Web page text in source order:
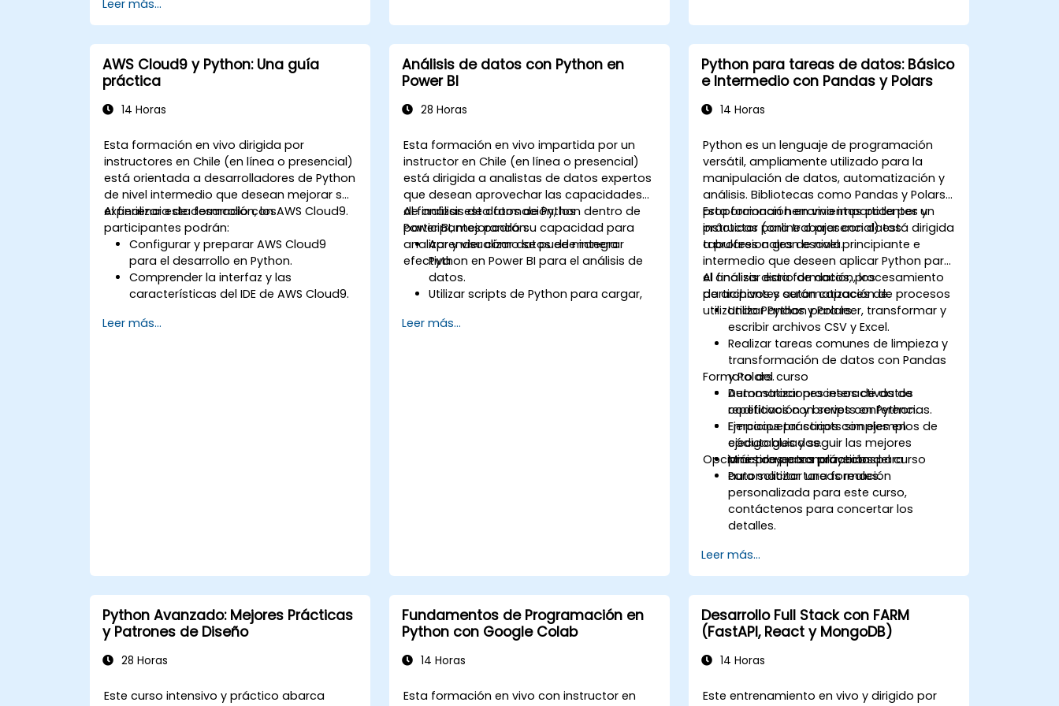
Leer más...
AWS Cloud9 y Python: Una guía
práctica
14 Horas
Esta formación en vivo dirigida por
instructores en Chile (en línea o presencial)
está orientada a desarrolladores de Python
de nivel intermedio que desean mejorar su
experiencia de desarrollo con AWS Cloud9.
Al finalizar esta formación, los
participantes podrán:
Configurar y preparar AWS Cloud9
para el desarrollo en Python.
Comprender la interfaz y las
características del IDE de AWS Cloud9.
aplicaciones Python en AWS Cloud9.
Leer más...
Análisis de datos con Python en
Power BI
28 Horas
Esta formación en vivo impartida por un
instructor en Chile (en línea o presencial)
está dirigida a analistas de datos expertos
que desean aprovechar las capacidades
de análisis de datos de Python dentro de
Power BI, mejorando su capacidad para
analizar y visualizar datos de manera
efectiva.
Al finalizar esta formación, los
participantes podrán:
Aprender cómo se puede integrar
Python en Power BI para el análisis de
datos.
Utilizar scripts de Python para cargar,
entorno de Power BI.
Leer más...
Python para tareas de datos: Básico
e Intermedio con Pandas y Polars
14 Horas
Python es un lenguaje de programación
versátil, ampliamente utilizado para la
manipulación de datos, automatización y
análisis. Bibliotecas como Pandas y Polars
proporcionan herramientas potentes y
prácticas para trabajar con datos
tabulares a gran escala.
Esta formación en vivo impartida por un
instructor (online o presencial) está dirigida
a profesionales de nivel principiante e
intermedio que deseen aplicar Python para
el análisis diario de datos, procesamiento
de archivos y automatización de procesos
utilizando Pandas y Polars.
Al finalizar esta formación, los
participantes serán capaces de:
Utilizar Python para leer, transformar y
escribir archivos CSV y Excel.
Realizar tareas comunes de limpieza y
transformación de datos con Pandas
y Polars.
Automatizar procesos de datos
repetitivos con scripts en Python.
Empaquetar scripts simples en
ejecutables y seguir las mejores
prácticas para proyectos.
Formato del curso
Demostraciones interactivas de
codificación y breves conferencias.
Ejercicios prácticos con ejemplos de
código guiados.
Mini-proyectos prácticos para
automatizar tareas reales.
Opciones de personalización del curso
Para solicitar una formación
personalizada para este curso,
contáctenos para concertar los
detalles.
Leer más...
Python Avanzado: Mejores Prácticas
y Patrones de Diseño
28 Horas
Este curso intensivo y práctico abarca
Fundamentos de Programación en
Python con Google Colab
14 Horas
Esta formación en vivo con instructor en
Desarrollo Full Stack con FARM
(FastAPI, React y MongoDB)
14 Horas
Este entrenamiento en vivo y dirigido por